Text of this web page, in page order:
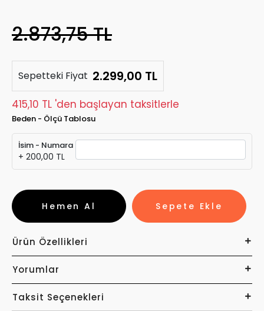
2.873,75 TL
Sepetteki Fiyat 2.299,00 TL
415,10 TL 'den başlayan taksitlerle
Beden - Ölçü Tablosu
İsim - Numara
+ 200,00 TL
Sepete Ekle
Hemen Al
Ürün Özellikleri
Yorumlar
Taksit Seçenekleri